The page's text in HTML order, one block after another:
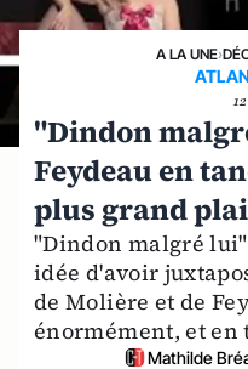
A LA UNE›
"Dindon
Feydeau en
plus grand
"Dindon malgré
idée d'avoir
de Molière et de
énormément, et
Mathilde